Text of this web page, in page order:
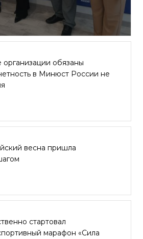
обязаны
в Минюст России не
весна пришла
стартовал
марафон «Сила